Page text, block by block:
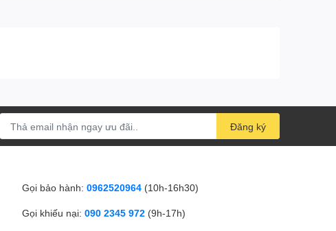
Ngang 73.6 cm- Cao 46.4 cm - Dày 18 cmĐăng ký
Gọi bảo hành: 0962520964 (10h-16h30)
Gọi khiếu nại: 090 2345 972 (9h-17h)